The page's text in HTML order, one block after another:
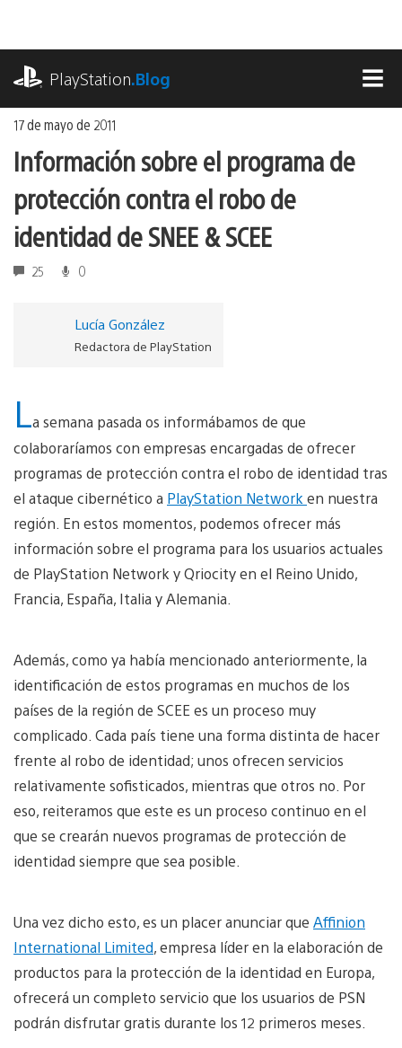
contenido
PlayStation.Blog
17 de mayo de 2011
Información sobre el programa de
protección contra el robo de
identidad de SNEE & SCEE
25 0
Lucía González
Redactora de PlayStation
La semana pasada os informábamos de que
colaboraríamos con empresas encargadas de ofrecer
programas de protección contra el robo de identidad tras
el ataque cibernético a PlayStation Network en nuestra
región. En estos momentos, podemos ofrecer más
información sobre el programa para los usuarios actuales
de PlayStation Network y Qriocity en el Reino Unido,
Francia, España, Italia y Alemania.
Además, como ya había mencionado anteriormente, la
identificación de estos programas en muchos de los
países de la región de SCEE es un proceso muy
complicado. Cada país tiene una forma distinta de hacer
frente al robo de identidad; unos ofrecen servicios
relativamente sofisticados, mientras que otros no. Por
eso, reiteramos que este es un proceso continuo en el
que se crearán nuevos programas de protección de
identidad siempre que sea posible.
Una vez dicho esto, es un placer anunciar que Affinion
International Limited, empresa líder en la elaboración de
productos para la protección de la identidad en Europa,
ofrecerá un completo servicio que los usuarios de PSN
podrán disfrutar gratis durante los 12 primeros meses.